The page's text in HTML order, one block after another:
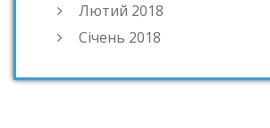
Лютий 2018
Січень 2018